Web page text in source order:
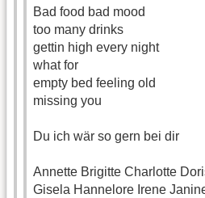
Bad food bad mood
too many drinks
gettin high every night
what for
empty bed feeling old
missing you
Du ich wär so gern bei dir
Annette Brigitte Charlotte
Gisela Hannelore Irene